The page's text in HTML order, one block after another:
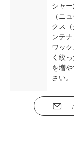
シャ
（ニ
クス
ンテ
ワッ
く絞
を増
さい。